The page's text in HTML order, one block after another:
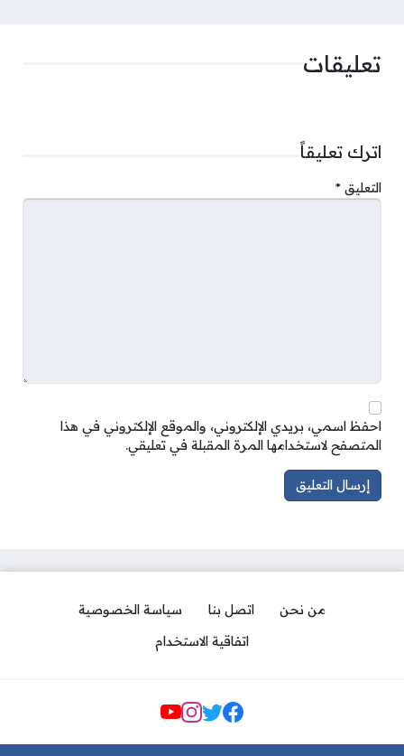
تعليقات
اترك تعليقاً
التعليق *
احفظ اسمي، بريدي الإلكتروني، والموقع الإلكتروني في هذا
المتصفح لاستخدامها المرة المقبلة في تعليقي.
من نحن اتصل بنا
سياسة الخصوصية
اتفاقية الاستخدام
مواقع التواصل